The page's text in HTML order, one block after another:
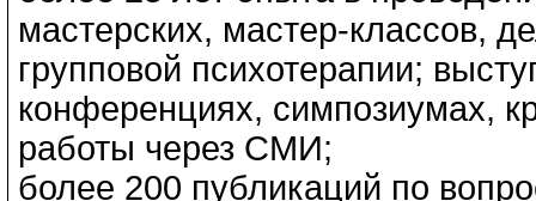
мастерских, мастер-классов,
групповой психотерапии;
конференциях, симпозиумах,
работы через СМИ;
более 200 публикаций по